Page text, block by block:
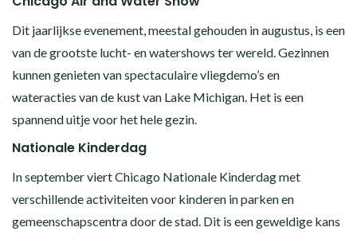
Dit jaarlijkse evenement, meestal gehouden in augustus, is een
van de grootste lucht- en watershows ter wereld. Gezinnen
kunnen genieten van spectaculaire vliegdemo’s en
wateracties van de kust van Lake Michigan. Het is een
spannend uitje voor het hele gezin.
Nationale Kinderdag
In september viert Chicago Nationale Kinderdag met
verschillende activiteiten voor kinderen in parken en
gemeenschapscentra door de stad. Dit is een geweldige kans